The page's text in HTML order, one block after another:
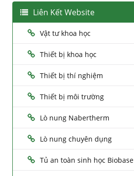
Liên Kết Website
Vật tư khoa học
Thiết bị khoa học
Thiết bị thí nghiệm
Thiết bị môi trường
Lò nung Nabertherm
Lò nung chuyên dụng
Tủ an toàn sinh học Biobase